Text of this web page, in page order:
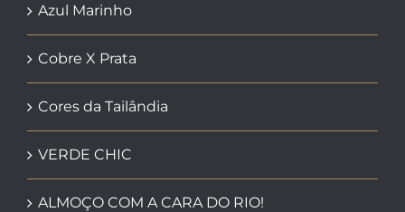
Azul Marinho
Cobre X Prata
Cores da Tailândia
VERDE CHIC
ALMOÇO COM A CARA DO RIO!